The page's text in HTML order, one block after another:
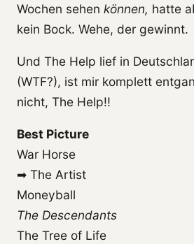
Wochen sehen können, hatte
kein Bock. Wehe, der gewinnt.
Und The Help lief in
(WTF?), ist mir komplett
nicht, The Help!!
Best Picture
War Horse
➡ The Artist
Moneyball
The Descendants
The Tree of Life